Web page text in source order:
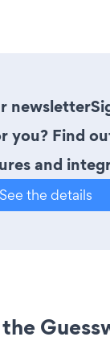
you? Find
and
See the details